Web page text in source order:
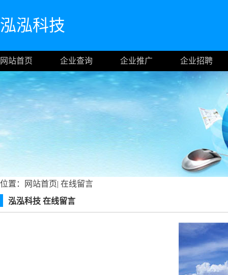
泓泓科技
网站首页 企业查询 企业推广 企业招聘
位置： 网站首页| 在线留言
泓泓科技 在线留言